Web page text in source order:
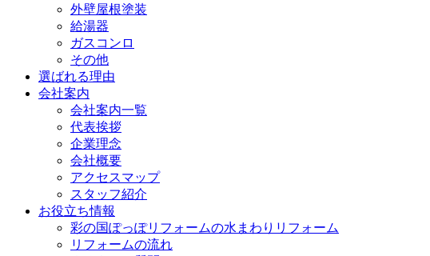
外壁屋根塗装
給湯器
ガスコンロ
その他
選ばれる理由
会社案内
会社案内一覧
代表挨拶
企業理念
会社概要
アクセスマップ
スタッフ紹介
お役立ち情報
彩の国ぽっぽリフォームの水まわりリフォーム
リフォームの流れ